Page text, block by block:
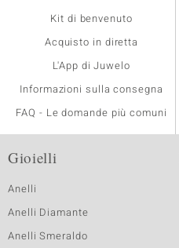
Kit di benvenuto
Acquisto in diretta
L'App di Juwelo
Informazioni sulla consegna
FAQ - Le domande più comuni
Gioielli
Anelli
Anelli Diamante
Anelli Smeraldo